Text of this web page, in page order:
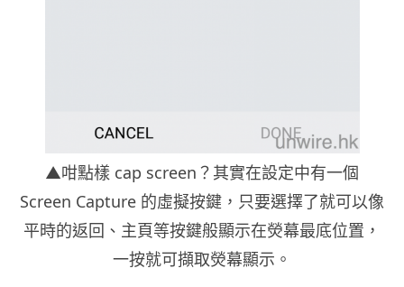
▲咁點樣 cap screen？其實在設定中有一個
Screen Capture 的虛擬按鍵，只要選擇了就可以像
平時的返回、主頁等按鍵般顯示在熒幕最底位置，
一按就可擷取熒幕顯示。